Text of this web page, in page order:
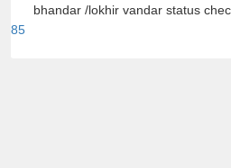
bhandar /lokhir vandar status
85